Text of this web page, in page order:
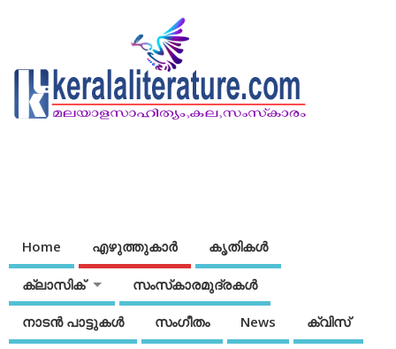
Home എഴുത്തുകാര്‍ കൃതികൾ
ക്ലാസിക് സംസ്‌കാരമുദ്രകള്‍
നാടന്‍ പാട്ടുകള്‍ സംഗീതം News ക്വിസ്